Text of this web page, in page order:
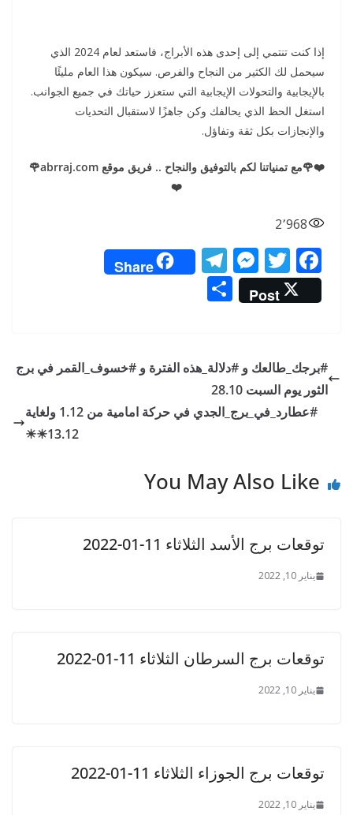
إذا كنت تنتمي إلى إحدى هذه الأبراج، فاستعد لعام 2024 الذي
سيحمل لك الكثير من النجاح والفرص. سيكون هذا العام مليئًا
بالإيجابية والتحولات الإيجابية التي ستعزز حياتك في جميع الجوانب.
استغل الحظ الذي يحالفك وكن جاهزًا لاستقبال التحديات
والإنجازات بكل ثقة وتفاؤل.
❤️🌹مع تمنياتنا لكم بالتوفيق والنجاح .. فريق موقع abrraj.com🌹
❤️
2٬968
F
ac
e
o
o
k
T
w
itt
M
e
ss
n
g
er
T
el
a
Share
Post
e
#برجك_طالعك و #دلالة_هذه الفترة و #خسوف_القمر في برج
الثور يوم السبت 28.10
#عطارد_في_برج_الجدي في حركة امامية من 1.12 ولغاية
13.12☀☀
You May Also Like
توقعات برج الأسد الثلاثاء 11-01-2022
يناير 10, 2022
توقعات برج السرطان الثلاثاء 11-01-2022
يناير 10, 2022
توقعات برج الجوزاء الثلاثاء 11-01-2022
يناير 10, 2022